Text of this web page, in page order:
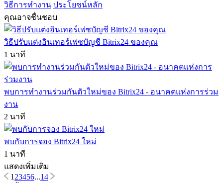
วิธีการทำงาน ประโยชน์หลัก
คุณอาจชื่นชอบ
วิธีปรับแต่งอินเทอร์เฟซบัญชี Bitrix24 ของคุณ
1 นาที
พบการทำงานร่วมกันตัวใหม่ของ Bitrix24 - อนาคตแห่งการร่วม
งาน
2 นาที
พบกับการจอง Bitrix24 ใหม่
1 นาที
แสดงเพิ่มเติม
1 23456...14